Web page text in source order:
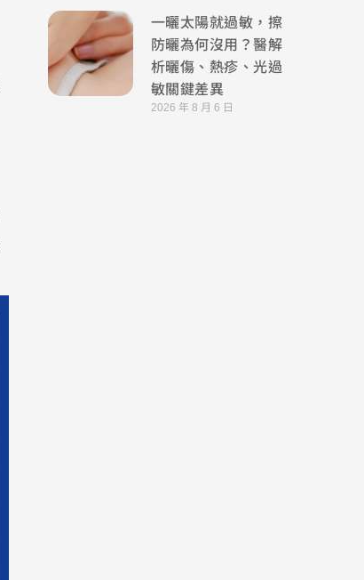
一曬太陽就過敏，擦
防曬為何沒用？醫解
析曬傷、熱疹、光過
敏關鍵差異
2026 年 8 月 6 日